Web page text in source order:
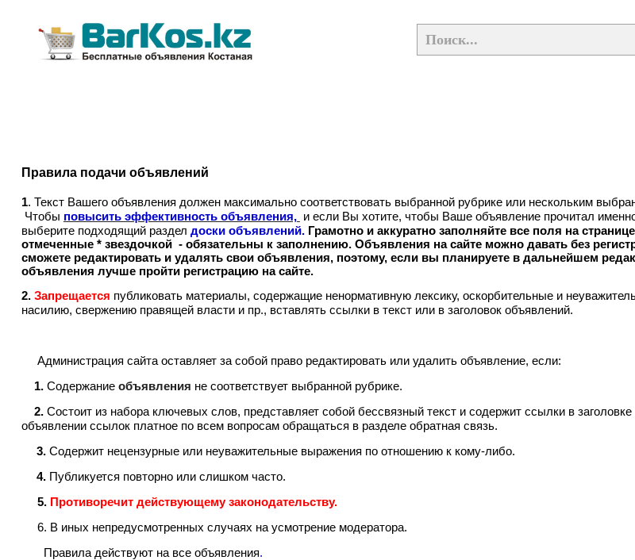
Правила подачи объявлений
1. Текст Вашего объявления должен максимально соответствовать выбранной рубрике или нескольким
Чтобы повысить эффективность объявления, и если Вы хотите, чтобы Ваше объявление прочитал
выберите подходящий раздел доски объявлений. Грамотно и аккуратно заполняйте все поля на
отмеченные * звездочкой - обязательны к заполнению. Объявления на сайте можно давать без
сможете редактировать и удалять свои объявления, поэтому, если вы планируете в дальнейшем
объявления лучше пройти регистрацию на сайте.
2. Запрещается публиковать материалы, содержащие ненормативную лексику, оскорбительные и
насилию, свержению правящей власти и пр., вставлять ссылки в текст или в заголовок объявлений.
Администрация сайта оставляет за собой право редактировать или удалить объявление, если:
1. Содержание объявления не соответствует выбранной рубрике.
2. Состоит из набора ключевых слов, представляет собой бессвязный текст и содержит ссылки в
объявлении ссылок платное по всем вопросам обращаться в разделе обратная связь.
3. Содержит нецензурные или неуважительные выражения по отношению к кому-либо.
4. Публикуется повторно или слишком часто.
5.Противоречит действующему законодательству.
6. В иных непредусмотренных случаях на усмотрение модератора.
Правила действуют на все объявления.